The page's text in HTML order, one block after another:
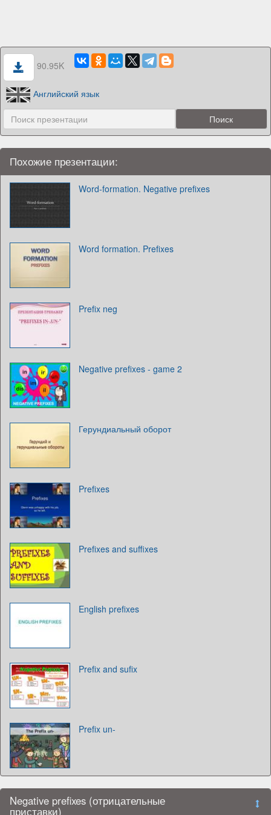
90.95K
Английский язык
Похожие презентации:
Word-formation. Negative prefixes
Word formation. Prefixes
Prefix neg
Negative prefixes - game 2
Герундиальный оборот
Prefixes
Prefixes and suffixes
English prefixes
Prefix and sufix
Prefix un-
Negative prefixes (отрицательные
приставки)